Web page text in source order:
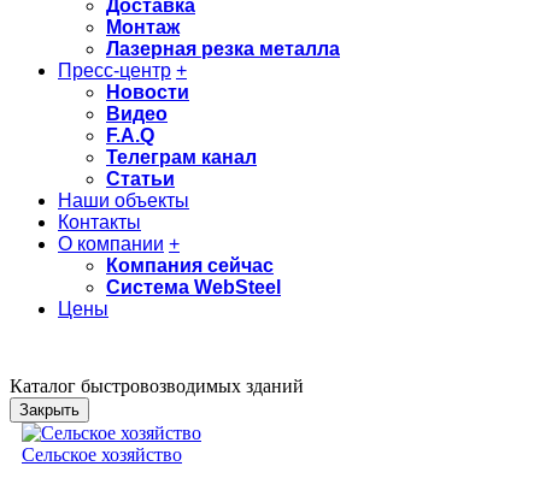
Доставка
Монтаж
Лазерная резка металла
Пресс-центр +
Новости
Видео
F.A.Q
Телеграм канал
Статьи
Наши объекты
Контакты
О компании +
Компания сейчас
Система WebSteel
Цены
Каталог быстровозводимых зданий
Закрыть
Сельское хозяйство